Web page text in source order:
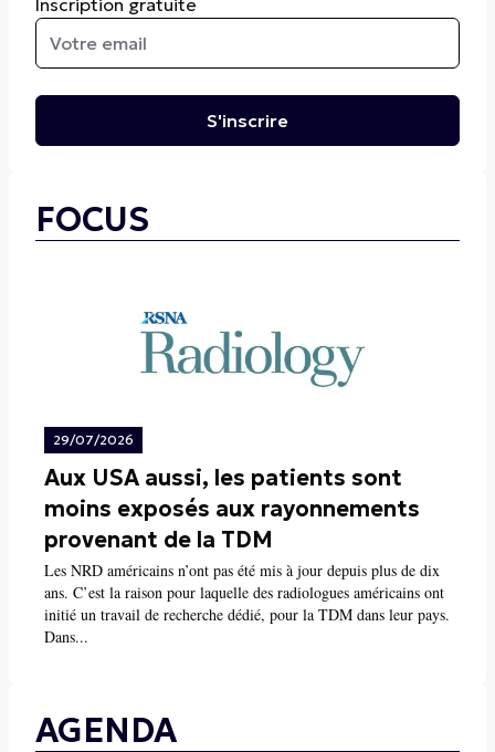
Inscription gratuite
S'inscrire
FOCUS
29/07/2026
Aux USA aussi, les patients sont
moins exposés aux rayonnements
provenant de la TDM
Les NRD américains n’ont pas été mis à jour depuis plus de dix
ans. C’est la raison pour laquelle des radiologues américains ont
initié un travail de recherche dédié, pour la TDM dans leur pays.
Dans...
AGENDA